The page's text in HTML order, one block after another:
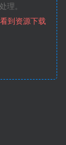
理。
到资源下载